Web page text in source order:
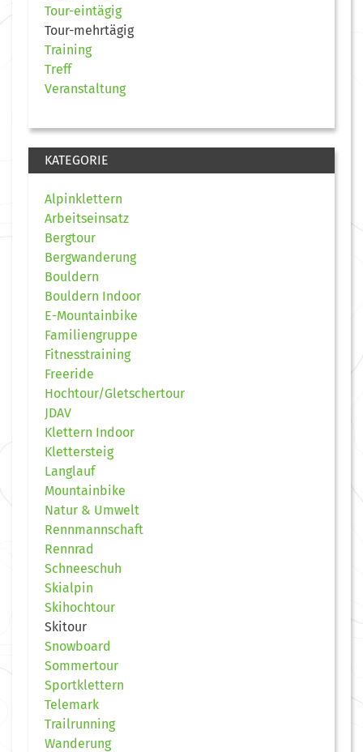
Tour-eintägig
Tour-mehrtägig
Training
Treff
Veranstaltung
KATEGORIE
Alpinklettern
Arbeitseinsatz
Bergtour
Bergwanderung
Bouldern
Bouldern Indoor
E-Mountainbike
Familiengruppe
Fitnesstraining
Freeride
Hochtour/Gletschertour
JDAV
Klettern Indoor
Klettersteig
Langlauf
Mountainbike
Natur & Umwelt
Rennmannschaft
Rennrad
Schneeschuh
Skialpin
Skihochtour
Skitour
Snowboard
Sommertour
Sportklettern
Telemark
Trailrunning
Wanderung